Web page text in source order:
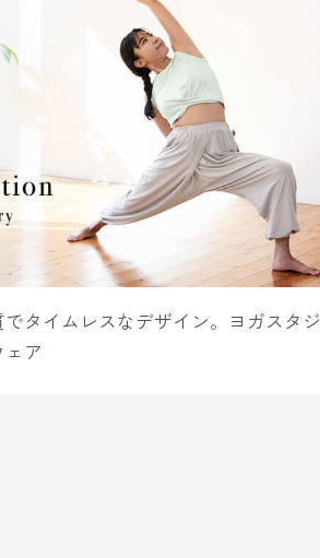
タイムレスなデザイン。ヨガスタ
ア